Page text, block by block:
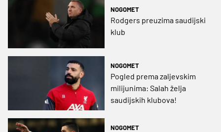
NOGOMET
Rodgers preuzima saudijski
klub
NOGOMET
Pogled prema zaljevskim
milijunima: Salah želja
saudijskih klubova!
NOGOMET